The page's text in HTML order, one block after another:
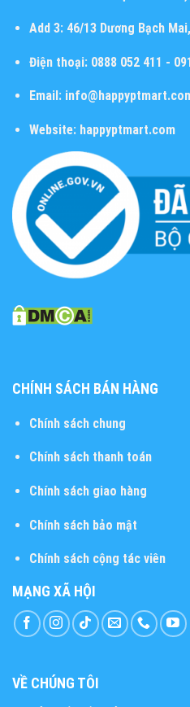
Add 3:46/13 Dương Bạch
Điện thoại:0888 052 411 -
Email:
Website: happyptmart.com
CHÍNH SÁCH BÁN HÀNG
Chính sách chung
Chính sách thanh toán
Chính sách giao hàng
Chính sách bảo mật
Chính sách cộng tác viên
MẠNG XÃ HỘI
VỀ CHÚNG TÔI